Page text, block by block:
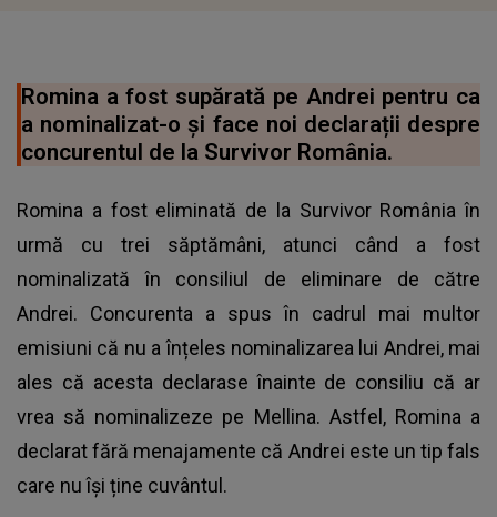
Romina a fost supărată pe Andrei pentru ca
a nominalizat-o și face noi declarații despre
concurentul de la Survivor România.
Romina a fost eliminată de la Survivor România în
urmă cu trei săptămâni, atunci când a fost
nominalizată în consiliul de eliminare de către
Andrei. Concurenta a spus în cadrul mai multor
emisiuni că nu a înțeles nominalizarea lui Andrei, mai
ales că acesta declarase înainte de consiliu că ar
vrea să nominalizeze pe Mellina. Astfel, Romina a
declarat fără menajamente că Andrei este un tip fals
care nu își ține cuvântul.